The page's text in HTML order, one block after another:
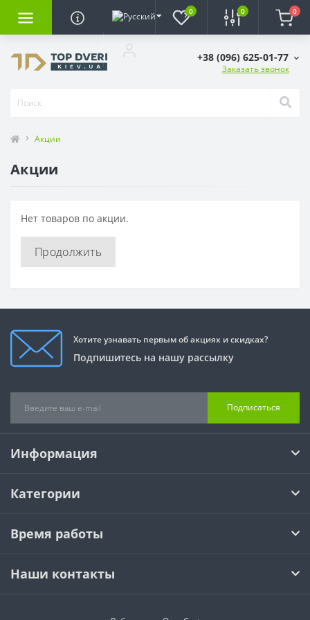
0 0 0
+38 (096) 625-01-77
Заказать звонок
Акции
Акции
Нет товаров по акции.
Продолжить
Хотите узнавать первым об акциях и скидках?
Подпишитесь на нашу рассылку
Подписаться
Информация
Категории
Время работы
Наши контакты